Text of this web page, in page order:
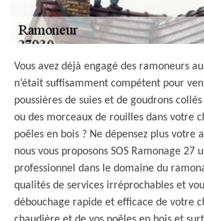
Vous avez déjà engagé des ramoneurs
n’était suffisamment compétent pour
poussières de suies et de goudrons
ou des morceaux de rouilles dans votre
poêles en bois ? Ne dépensez plus votre
nous vous proposons SOS Ramonage 27
professionnel dans le domaine du
qualités de services irréprochables et
débouchage rapide et efficace de votre